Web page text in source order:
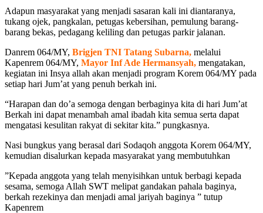
Adapun masyarakat yang menjadi sasaran kali ini diantaranya,
tukang ojek, pangkalan, petugas kebersihan, pemulung barang-
barang bekas, pedagang keliling dan petugas parkir jalanan.
Danrem 064/MY, Brigjen TNI Tatang Subarna, melalui
Kapenrem 064/MY, Mayor Inf Ade Hermansyah, mengatakan,
kegiatan ini Insya allah akan menjadi program Korem 064/MY pada
setiap hari Jum’at yang penuh berkah ini.
“Harapan dan do’a semoga dengan berbaginya kita di hari Jum’at
Berkah ini dapat menambah amal ibadah kita semua serta dapat
mengatasi kesulitan rakyat di sekitar kita.” pungkasnya.
Nasi bungkus yang berasal dari Sodaqoh anggota Korem 064/MY,
kemudian disalurkan kepada masyarakat yang membutuhkan
”Kepada anggota yang telah menyisihkan untuk berbagi kepada
sesama, semoga Allah SWT melipat gandakan pahala baginya,
berkah rezekinya dan menjadi amal jariyah baginya ” tutup
Kapenrem